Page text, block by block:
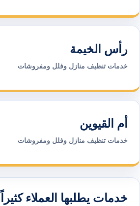
رأس الخيمة
خدمات تنظيف منازل وفلل ومفروشات
أم القيوين
خدمات تنظيف منازل وفلل ومفروشات
خدمات يطلبها العملاء كثيراً